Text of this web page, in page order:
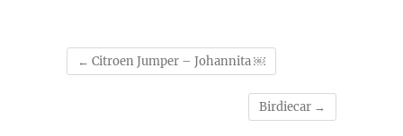
← Citroen Jumper – Johannita ￼
Birdiecar →